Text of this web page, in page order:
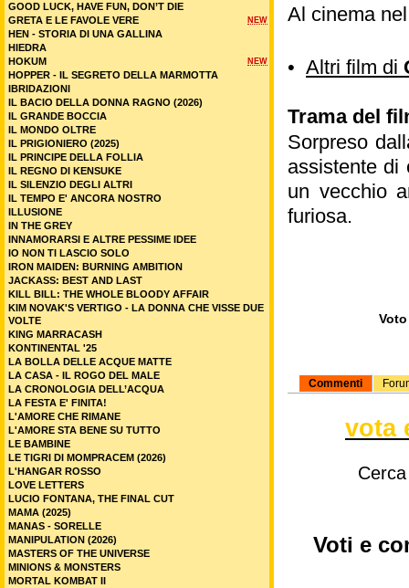
Al cinema
• Altri film di
Trama del
Sorpreso
assistente di
un vecchio
furiosa.
Commenti
vota
Voti e
GOOD LUCK, HAVE FUN, DON’T DIE
NEW
GRETA E LE FAVOLE VERE
HEN - STORIA DI UNA GALLINA
HIEDRA
NEW
HOKUM
HOPPER - IL SEGRETO DELLA MARMOTTA
IBRIDAZIONI
IL BACIO DELLA DONNA RAGNO (2026)
IL GRANDE BOCCIA
IL MONDO OLTRE
IL PRIGIONIERO (2025)
IL PRINCIPE DELLA FOLLIA
IL REGNO DI KENSUKE
IL SILENZIO DEGLI ALTRI
IL TEMPO E' ANCORA NOSTRO
ILLUSIONE
IN THE GREY
INNAMORARSI E ALTRE PESSIME IDEE
IO NON TI LASCIO SOLO
IRON MAIDEN: BURNING AMBITION
JACKASS: BEST AND LAST
KILL BILL: THE WHOLE BLOODY AFFAIR
KIM NOVAK'S VERTIGO - LA DONNA CHE VISSE DUE
VOLTE
KING MARRACASH
KONTINENTAL '25
LA BOLLA DELLE ACQUE MATTE
LA CASA - IL ROGO DEL MALE
LA CRONOLOGIA DELL’ACQUA
LA FESTA E' FINITA!
L'AMORE CHE RIMANE
L'AMORE STA BENE SU TUTTO
LE BAMBINE
LE TIGRI DI MOMPRACEM (2026)
L'HANGAR ROSSO
LOVE LETTERS
LUCIO FONTANA, THE FINAL CUT
MAMA (2025)
MANAS - SORELLE
MANIPULATION (2026)
MASTERS OF THE UNIVERSE
MINIONS & MONSTERS
MORTAL KOMBAT II